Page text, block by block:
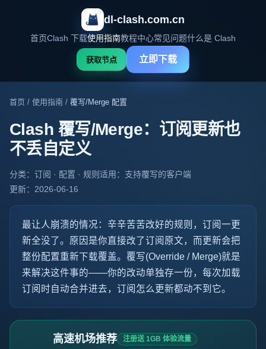
dl-clash.com.cn
首页Clash 下载使用指南教程中心常见问题什么是 Clash
获取节点 立即下载
首页 / 使用指南 / 覆写/Merge 配置
Clash 覆写/Merge：订阅更新也
不丢自定义
分类：订阅 · 配置 · 规则 适用：支持覆写的客户端
更新：2026-06-16
最让人崩溃的情况：辛辛苦苦改好的规则，订阅一更
新全没了。原因是你直接改了订阅原文，而更新会把
整份配置重新下载覆盖。覆写(Override / Merge)就是
来解决这件事的——你的改动单独存一份，每次加载
订阅时自动合并进去，订阅怎么更新都动不到它。
高速机场推荐 注册送 1GB 体验流量